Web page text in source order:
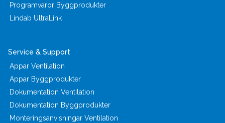
Programvaror Byggprodukter
Lindab UltraLink
Service & Support
Appar Ventilation
Appar Byggprodukter
Dokumentation Ventilation
Dokumentation Byggprodukter
Monteringsanvisningar Ventilation